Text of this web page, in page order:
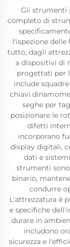
Gli strumenti
completo di
l'ispezione
tutto, dagli
a dispositivi di
progettati per
include
chiavi
seghe per
posizionare le
difetti
incorporano
display digitali,
dati e
strumenti sono
binario,
condurre
L'attrezzatura è
e specifiche
durare in
includono
sicurezza e